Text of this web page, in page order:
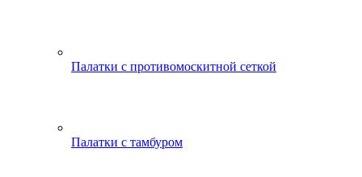
Палатки с противомоскитной сеткой
Палатки с тамбуром